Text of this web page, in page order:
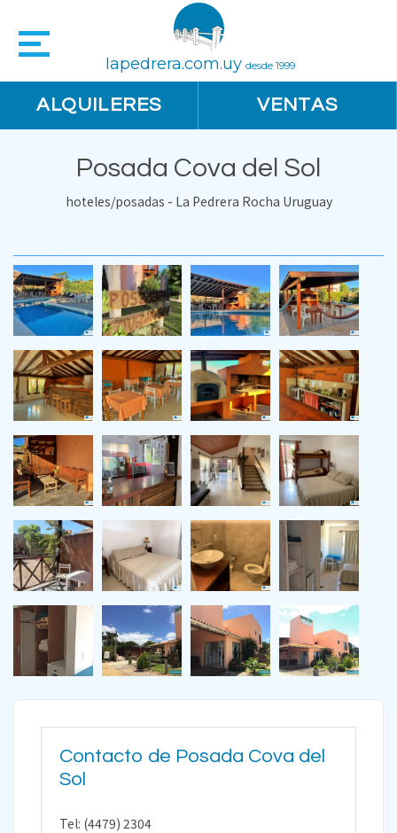
lapedrera.com.uy desde 1999
ALQUILERES VENTAS
Posada Cova del Sol
hoteles/posadas - La Pedrera Rocha Uruguay
Contacto de Posada Cova del
Sol
Tel: (4479) 2304